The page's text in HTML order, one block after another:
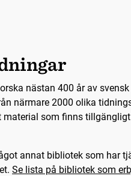
nästan 400 år av
närmare 2000 olika
som finns
annat bibliotek som har
Se lista på bibliotek som